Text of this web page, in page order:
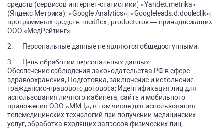
средств (сервисов интернет-статистики) «Yandex.metrika»
(Яндекс Метрика); «Google Analytics»; «Googleleads.d.douleclik»;
программных средств: medflex , prodoctorov — принадлежащих
ООО «МедРейтинг».
2. Персональные данные не являются общедоступными.
3. Цель обработки персональных данных:
Обеспечение соблюдения законодательства РФ в сфере
здравоохранения; Подготовка, заключение и исполнение
гражданско-правового договора; Идентификация лиц для
использования личного кабинета, сайта и мобильного
приложения ООО «ММЦ», в том числе для использования
телемедицинских технологий при получении медицинских
услуг; обработка входящих запросов физических лиц;